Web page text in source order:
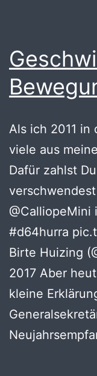
Als ich 2011 in
viele aus
Dafür zahlst
@CalliopeMini
#d64hurra
Birte Huizing
2017 Aber
kleine